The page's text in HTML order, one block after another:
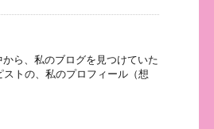
ら、私のブログを見つけていた
トの、私のプロフィール（想